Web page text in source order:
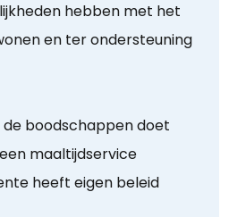
hebben met het
en ter ondersteuning
de boodschappen doet
maaltijdservice
heeft eigen beleid